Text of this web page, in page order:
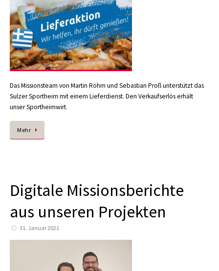
Das Missionsteam von Martin Röhm und Sebastian Proß unterstützt das
Sulzer Sportheim mit einem Lieferdienst. Den Verkaufserlös erhält
unser Sportheimwirt.
Mehr
Digitale Missionsberichte
aus unseren Projekten
31. Januar 2021